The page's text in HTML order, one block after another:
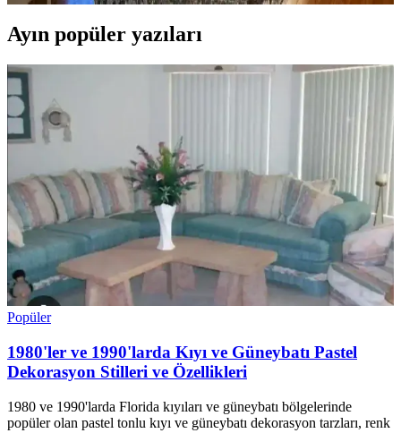
Ayın popüler yazıları
Popüler
1980'ler ve 1990'larda Kıyı ve Güneybatı Pastel
Dekorasyon Stilleri ve Özellikleri
1980 ve 1990'larda Florida kıyıları ve güneybatı bölgelerinde
popüler olan pastel tonlu kıyı ve güneybatı dekorasyon tarzları, renk